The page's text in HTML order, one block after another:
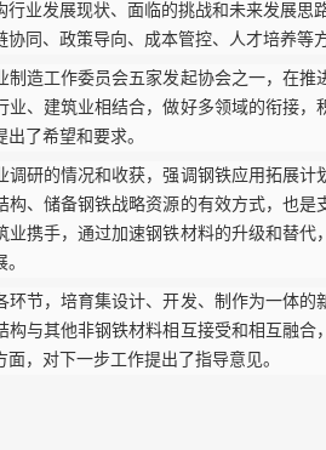
业发展现状、面临的挑战和未来发展思
同、政策导向、成本管控、人才培养等
制造工作委员会五家发起协会之一，在
、建筑业相结合，做好多领域的衔接，
了希望和要求。
研的情况和收获，强调钢铁应用拓展
、储备钢铁战略资源的有效方式，也是
携手，通过加速钢铁材料的升级和替代
节，培育集设计、开发、制作为一体
构与其他非钢铁材料相互接受和相互融合
，对下一步工作提出了指导意见。